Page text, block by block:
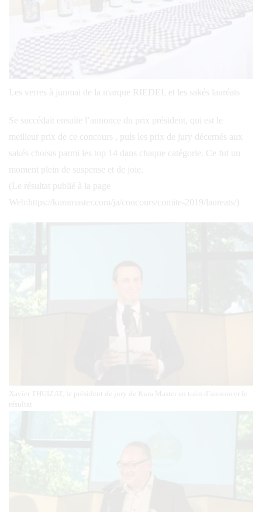
Les verres à junmai de la marque RIEDEL et les sakés lauréats
Se succédait ensuite l’annonce du prix président, qui est le
meilleur prix de ce concours , puis les prix de jury décernés aux
sakés choisis parmi les top 14 dans chaque catégorie. Ce fut un
moment plein de suspense et de joie.
(Le résultat publié à la page
Web:https://kuramaster.com/ja/concours/comite-2019/laureats/)
Xavier THUIZAT, le président de jury de Kura Master en train d’annoncer le
résultat